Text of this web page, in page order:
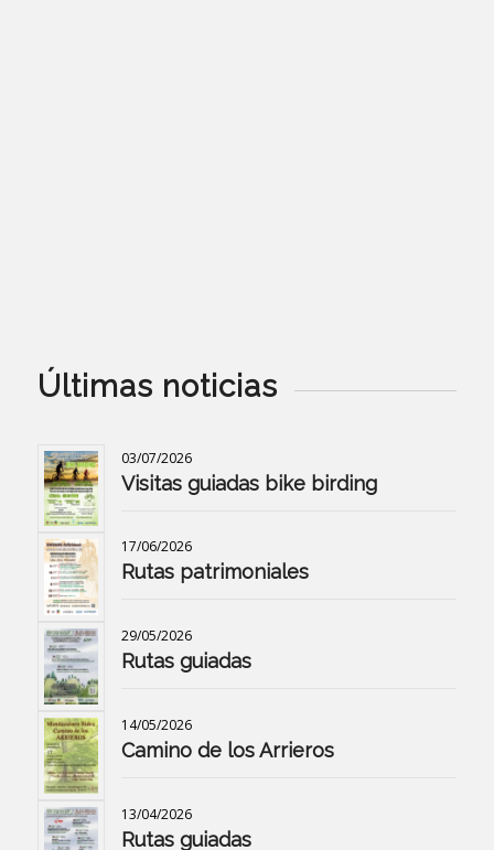
Últimas noticias
03/07/2026
Visitas guiadas bike birding
17/06/2026
Rutas patrimoniales
29/05/2026
Rutas guiadas
14/05/2026
Camino de los Arrieros
13/04/2026
Rutas guiadas